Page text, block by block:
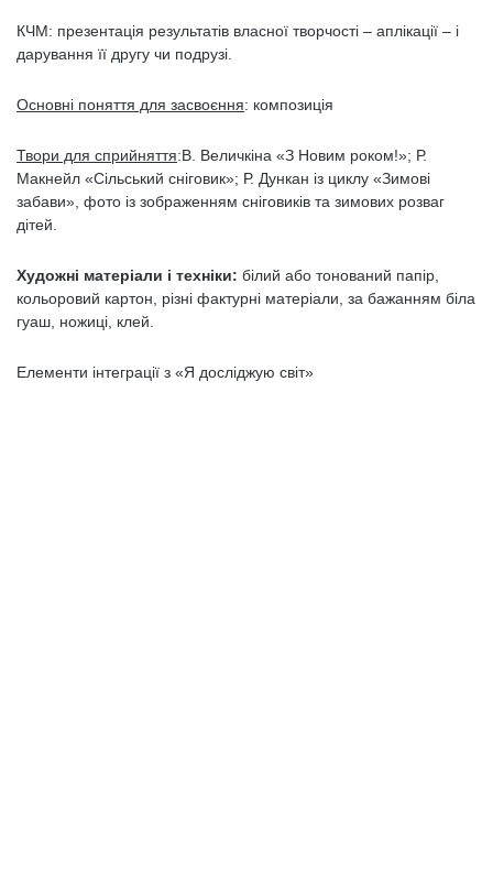
КЧМ: презентація результатів власної творчості – аплікації – і
дарування її другу чи подрузі.
Основні поняття для засвоєння: композиція
Твори для сприйняття:В. Величкіна «З Новим роком!»; Р.
Макнейл «Сільський сніговик»; Р. Дункан із циклу «Зимові
забави», фото із зображенням сніговиків та зимових розваг
дітей.
Художні матеріали і техніки: білий або тонований папір,
кольоровий картон, різні фактурні матеріали, за бажанням біла
гуаш, ножиці, клей.
Елементи інтеграції з «Я досліджую світ»